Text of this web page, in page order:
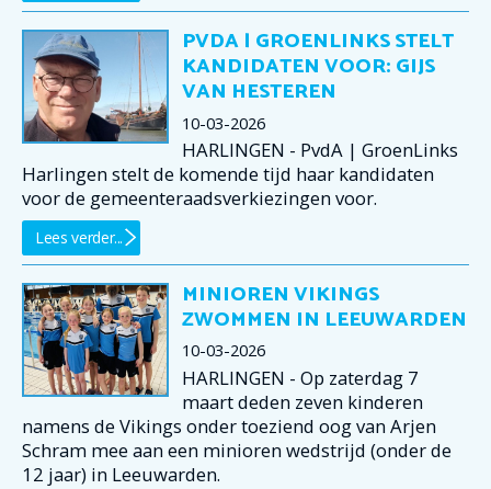
PVDA | GROENLINKS STELT
KANDIDATEN VOOR: GIJS
VAN HESTEREN
10-03-2026
HARLINGEN - PvdA | GroenLinks
Harlingen stelt de komende tijd haar kandidaten
voor de gemeenteraadsverkiezingen voor.
Lees verder...
MINIOREN VIKINGS
ZWOMMEN IN LEEUWARDEN
10-03-2026
HARLINGEN - Op zaterdag 7
maart deden zeven kinderen
namens de Vikings onder toeziend oog van Arjen
Schram mee aan een minioren wedstrijd (onder de
12 jaar) in Leeuwarden.